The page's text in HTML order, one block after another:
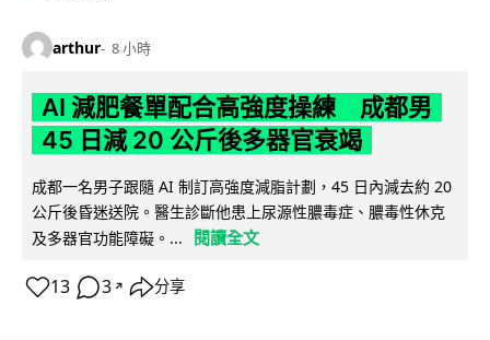
arthur 8 小時
AI 減肥餐單配合高強度操練 成都男
45 日減 20 公斤後多器官衰竭
成都一名男子跟隨 AI 制訂高強度減脂計劃，45 日內減去約 20
公斤後昏迷送院。醫生診斷他患上尿源性膿毒症、膿毒性休克
及多器官功能障礙。...
閱讀全文
13 3 ↗ 分享